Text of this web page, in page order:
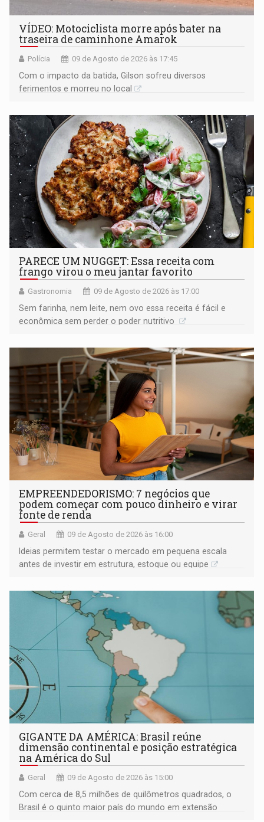
VÍDEO: Motociclista morre após bater na
traseira de caminhone Amarok
Polícia 09 de Agosto de 2026 às 17:45
​Com o impacto da batida, Gilson sofreu diversos
ferimentos e morreu no local
PARECE UM NUGGET: Essa receita com
frango virou o meu jantar favorito
Gastronomia 09 de Agosto de 2026 às 17:00
Sem farinha, nem leite, nem ovo essa receita é fácil e
econômica sem perder o poder nutritivo
EMPREENDEDORISMO: 7 negócios que
podem começar com pouco dinheiro e virar
fonte de renda
Geral 09 de Agosto de 2026 às 16:00
Ideias permitem testar o mercado em pequena escala
antes de investir em estrutura, estoque ou equipe
GIGANTE DA AMÉRICA: Brasil reúne
dimensão continental e posição estratégica
na América do Sul
Geral 09 de Agosto de 2026 às 15:00
Com cerca de 8,5 milhões de quilômetros quadrados, o
Brasil é o quinto maior país do mundo em extensão